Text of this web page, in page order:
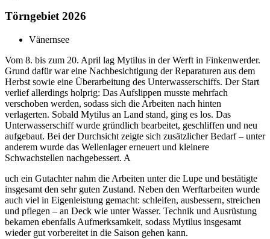
Törngebiet 2026
Vänernsee
Vom 8. bis zum 20. April lag Mytilus in der Werft in Finkenwerder.
Grund dafür war eine Nachbesichtigung der Reparaturen aus dem
Herbst sowie eine Überarbeitung des Unterwasserschiffs. Der Start
verlief allerdings holprig: Das Aufslippen musste mehrfach
verschoben werden, sodass sich die Arbeiten nach hinten
verlagerten. Sobald Mytilus an Land stand, ging es los. Das
Unterwasserschiff wurde gründlich bearbeitet, geschliffen und neu
aufgebaut. Bei der Durchsicht zeigte sich zusätzlicher Bedarf – unter
anderem wurde das Wellenlager erneuert und kleinere
Schwachstellen nachgebessert. A
uch ein Gutachter nahm die Arbeiten unter die Lupe und bestätigte
insgesamt den sehr guten Zustand. Neben den Werftarbeiten wurde
auch viel in Eigenleistung gemacht: schleifen, ausbessern, streichen
und pflegen – an Deck wie unter Wasser. Technik und Ausrüstung
bekamen ebenfalls Aufmerksamkeit, sodass Mytilus insgesamt
wieder gut vorbereitet in die Saison gehen kann.